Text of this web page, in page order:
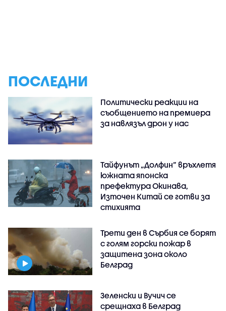
ПОСЛЕДНИ
Политически реакции на
съобщението на премиера
за навлязъл дрон у нас
Тайфунът „Долфин” връхлетя
южната японска
префектура Окинава,
Източен Китай се готви за
стихията
Трети ден в Сърбия се борят
с голям горски пожар в
защитена зона около
Белград
Зеленски и Вучич се
срещнаха в Белград